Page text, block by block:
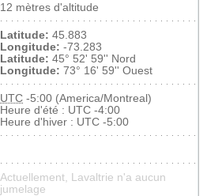
12 mètres d'altitude
Latitude: 45.883
Longitude: -73.283
Latitude: 45° 52' 59'' Nord
Longitude: 73° 16' 59'' Ouest
UTC -5:00 (America/Montreal)
Heure d'été : UTC -4:00
Heure d'hiver : UTC -5:00
Actuellement, Lavaltrie n'a aucun
jumelage